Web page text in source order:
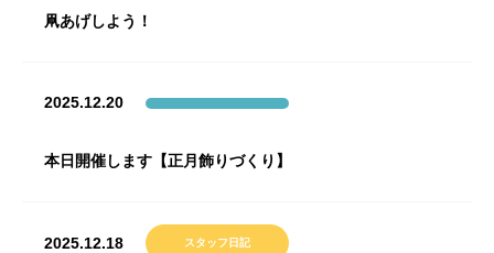
凧あげしよう！
2025.12.20
本日開催します【正月飾りづくり】
2025.12.18 スタッフ日記